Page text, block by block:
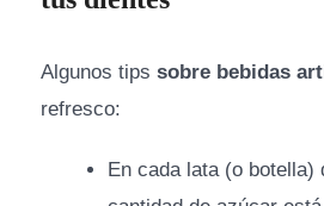
Algunos tipssobre bebidas
refresco:
En cada lata (o botella)